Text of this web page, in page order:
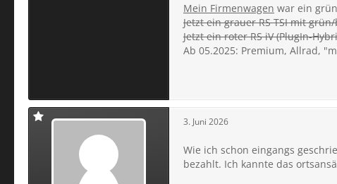
Mein Firmenwagen war ein
Jetzt ein grauer RS TSI mit
Jetzt ein roter RS iV (PlugIn-
Ab 05.2025: Premium, Allrad,
3. Juni 2026
Wie ich schon eingangs
bezahlt. Ich kannte das